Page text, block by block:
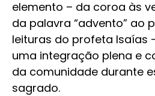
elemento – da coroa às
da palavra “advento” ao
leituras do profeta Isaías
uma integração plena e
da comunidade durante
sagrado.